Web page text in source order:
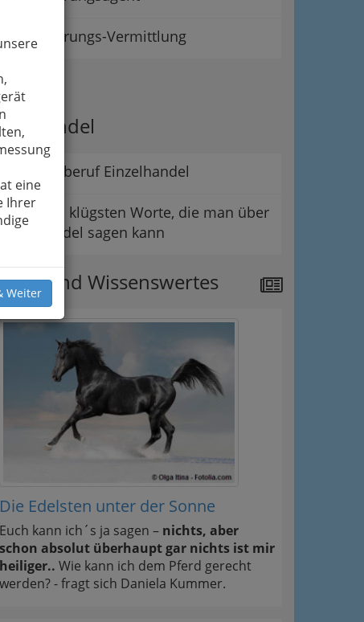
eine
Ihrer
Weiter
Versicherungs-Vermittlung
Handel
Der Lehrberuf Einzelhandel
Die wohl klügsten Worte, die man über
den Handel sagen kann
und Wissenswertes
Die Edelsten unter der Sonne
Euch kann ich´s ja sagen – nichts, aber
schon absolut überhaupt gar nichts ist mir
heiliger.. Wie kann ich dem Pferd gerecht
werden? - fragt sich Daniela Kummer.